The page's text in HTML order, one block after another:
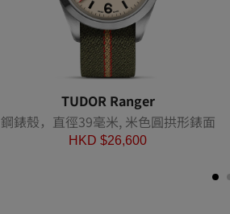
TUDOR Ranger
鋼錶殼，直徑39毫米, 米色圓拱形錶面
HKD $26,600